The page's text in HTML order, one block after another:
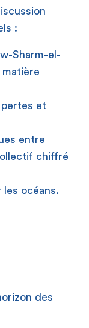
:
Sharm-el-
matière
pertes et
entre
chiffré
les océans.
des